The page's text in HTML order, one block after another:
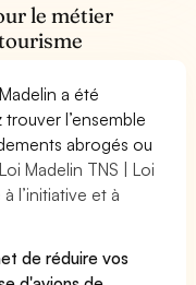
le métier
a été
l’ensemble
abrogés ou
Loi Madelin TNS | Loi
l’initiative et à
de réduire vos